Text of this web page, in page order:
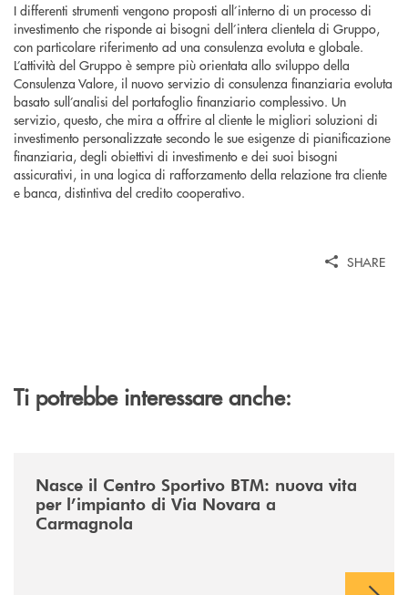
I differenti strumenti vengono proposti all’interno di un processo di
investimento che risponde ai bisogni dell’intera clientela di Gruppo,
con particolare riferimento ad una consulenza evoluta e globale.
L’attività del Gruppo è sempre più orientata allo sviluppo della
Consulenza Valore, il nuovo servizio di consulenza finanziaria evoluta
basato sull’analisi del portafoglio finanziario complessivo. Un
servizio, questo, che mira a offrire al cliente le migliori soluzioni di
investimento personalizzate secondo le sue esigenze di pianificazione
finanziaria, degli obiettivi di investimento e dei suoi bisogni
assicurativi, in una logica di rafforzamento della relazione tra cliente
e banca, distintiva del credito cooperativo.
SHARE
Ti potrebbe interessare anche:
Nasce il Centro Sportivo BTM: nuova vita
per l’impianto di Via Novara a
Carmagnola